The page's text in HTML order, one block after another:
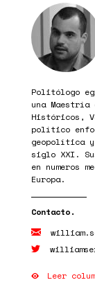
Politólogo
una
Históricos,
político
geopolítica
siglo XXI.
en numeros
Europa.
Leer